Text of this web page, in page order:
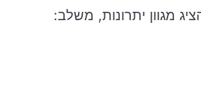
מגוון יתרונות, משלב: